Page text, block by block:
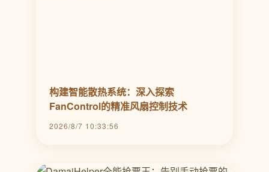
构建智能散热系统：深入探索
FanControl的精准风扇控制技术
2026/8/7 10:33:56